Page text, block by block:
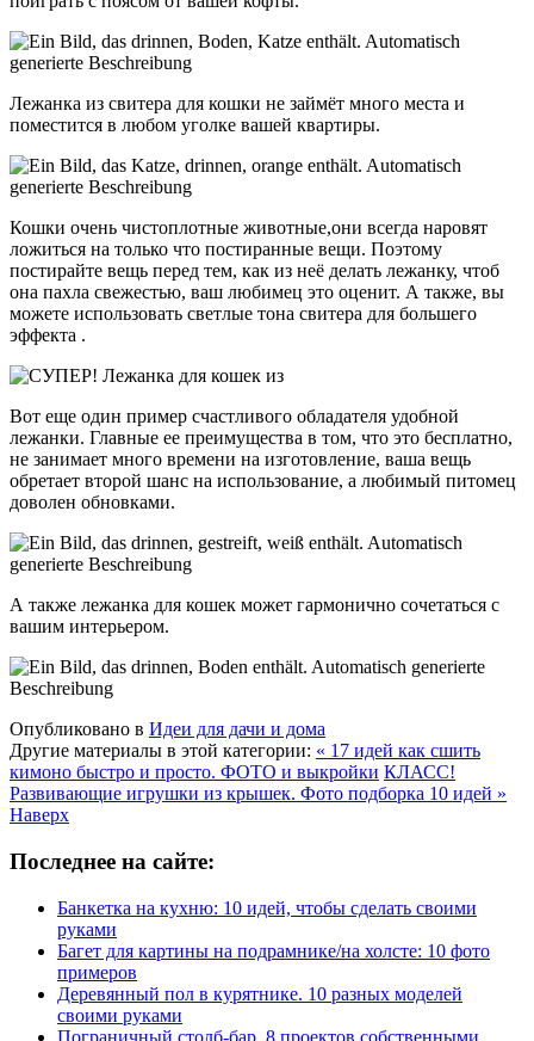
Лежанка из свитера для кошки не займёт много места и
поместится в любом уголке вашей квартиры.
Кошки очень чистоплотные животные,они всегда наровят
ложиться на только что постиранные вещи. Поэтому
постирайте вещь перед тем, как из неё делать лежанку, чтоб
она пахла свежестью, ваш любимец это оценит. А также, вы
можете использовать светлые тона свитера для большего
эффекта .
Вот еще один пример счастливого обладателя удобной
лежанки. Главные ее преимущества в том, что это бесплатно,
не занимает много времени на изготовление, ваша вещь
обретает второй шанс на использование, а любимый питомец
доволен обновками.
А также лежанка для кошек может гармонично сочетаться с
вашим интерьером.
Опубликовано в Идеи для дачи и дома
Другие материалы в этой категории: « 17 идей как сшить
кимоно быстро и просто. ФОТО и выкройки КЛАСС!
Развивающие игрушки из крышек. Фото подборка 10 идей »
Наверх
Последнее на сайте:
Банкетка на кухню: 10 идей, чтобы сделать своими
руками
Багет для картины на подрамнике/на холсте: 10 фото
примеров
Деревянный пол в курятнике. 10 разных моделей
своими руками
Пограничный столб-бар. 8 проектов собственными